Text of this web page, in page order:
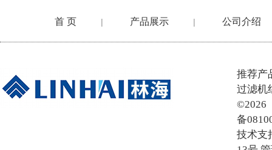
首 页 | 产品展示 | 公司介绍
推荐产
过滤机
©2026
备
技术支